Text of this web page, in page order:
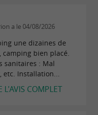
a le 04/08/2026
une dizaines de
bien placé.
sanitaires : Mal
Installation...
L'AVIS COMPLET